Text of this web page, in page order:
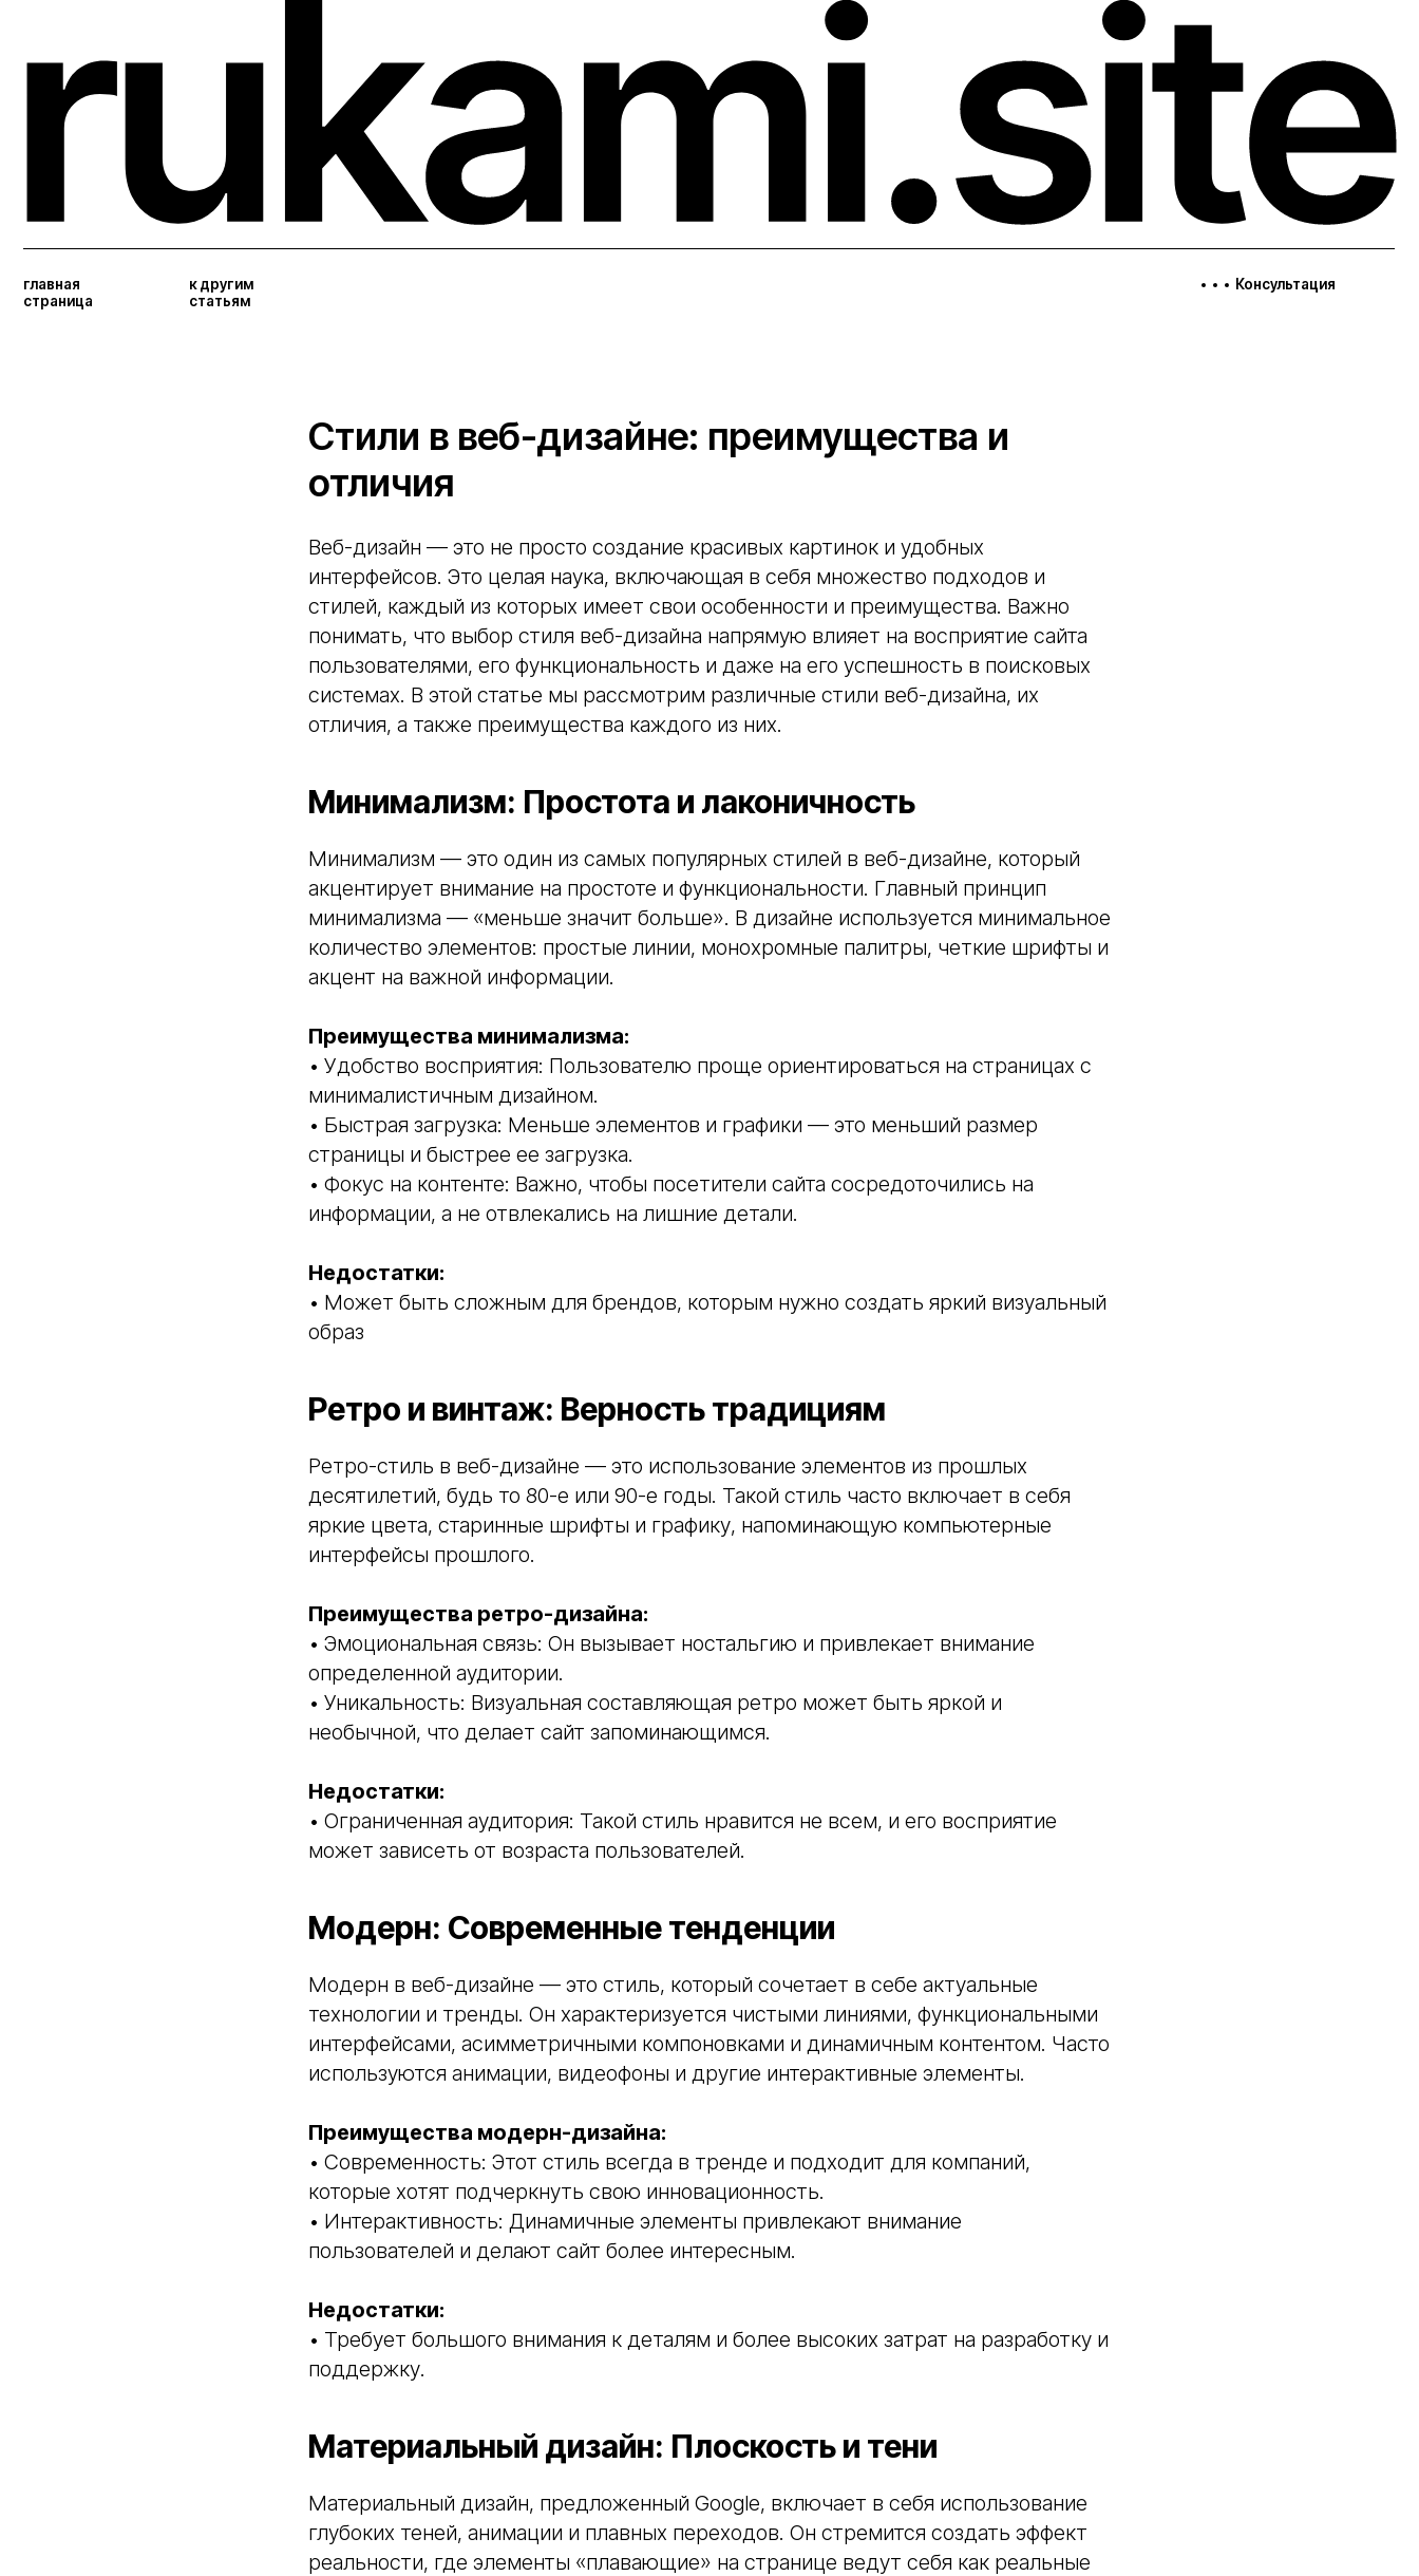
Консультация
главная
к другим
Стили в веб-дизайне: преимущества и
отличия
Веб-дизайн — это не просто создание красивых картинок и удобных
интерфейсов. Это целая наука, включающая в себя множество подходов и
стилей, каждый из которых имеет свои особенности и преимущества. Важно
понимать, что выбор стиля веб-дизайна напрямую влияет на восприятие сайта
пользователями, его функциональность и даже на его успешность в поисковых
системах. В этой статье мы рассмотрим различные стили веб-дизайна, их
отличия, а также преимущества каждого из них.
Минимализм: Простота и лаконичность
Минимализм — это один из самых популярных стилей в веб-дизайне, который
акцентирует внимание на простоте и функциональности. Главный принцип
минимализма — «меньше значит больше». В дизайне используется минимальное
количество элементов: простые линии, монохромные палитры, четкие шрифты и
акцент на важной информации.
Преимущества минимализма:
• Удобство восприятия: Пользователю проще ориентироваться на страницах с
минималистичным дизайном.
• Быстрая загрузка: Меньше элементов и графики — это меньший размер
страницы и быстрее ее загрузка.
• Фокус на контенте: Важно, чтобы посетители сайта сосредоточились на
информации, а не отвлекались на лишние детали.
Недостатки:
• Может быть сложным для брендов, которым нужно создать яркий визуальный
образ
Ретро и винтаж: Верность традициям
Ретро-стиль в веб-дизайне — это использование элементов из прошлых
десятилетий, будь то 80-е или 90-е годы. Такой стиль часто включает в себя
яркие цвета, старинные шрифты и графику, напоминающую компьютерные
интерфейсы прошлого.
Преимущества ретро-дизайна:
• Эмоциональная связь: Он вызывает ностальгию и привлекает внимание
определенной аудитории.
• Уникальность: Визуальная составляющая ретро может быть яркой и
необычной, что делает сайт запоминающимся.
Недостатки:
• Ограниченная аудитория: Такой стиль нравится не всем, и его восприятие
может зависеть от возраста пользователей.
Модерн: Современные тенденции
Модерн в веб-дизайне — это стиль, который сочетает в себе актуальные
технологии и тренды. Он характеризуется чистыми линиями, функциональными
интерфейсами, асимметричными компоновками и динамичным контентом. Часто
используются анимации, видеофоны и другие интерактивные элементы.
Преимущества модерн-дизайна:
• Современность: Этот стиль всегда в тренде и подходит для компаний,
которые хотят подчеркнуть свою инновационность.
• Интерактивность: Динамичные элементы привлекают внимание
пользователей и делают сайт более интересным.
Недостатки:
• Требует большого внимания к деталям и более высоких затрат на разработку и
поддержку.
Материальный дизайн: Плоскость и тени
Материальный дизайн, предложенный Google, включает в себя использование
глубоких теней, анимации и плавных переходов. Он стремится создать эффект
реальности, где элементы «плавающие» на странице ведут себя как реальные